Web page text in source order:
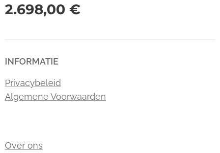
2.698,00 €
INFORMATIE
Privacybeleid
Algemene Voorwaarden
Over ons